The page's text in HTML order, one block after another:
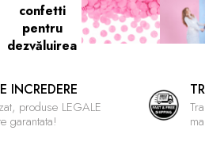
INCREDERE
produse LEGALE
garantata!